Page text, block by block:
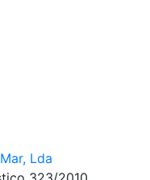
Lda